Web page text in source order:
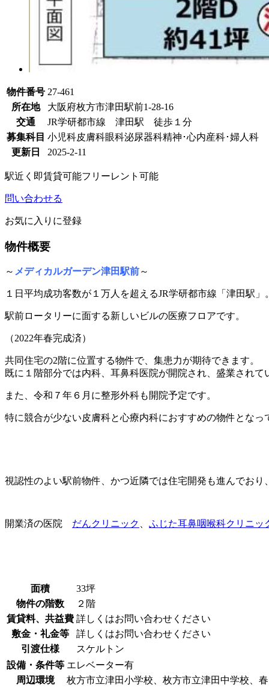
物件番号 27-461
所在地
大阪府枚方市津田駅前1-28-16
交通
JR学研都市線 津田駅 徒歩１分
募集科目 小児科皮膚科眼科泌尿器科精神･心内産科･婦人科
更新日
2025-2-11
駅近く 即賃貸可能フリーレント可能
問い合わせる
お気に入りに登録
物件概要
～ メディカルガーデン津田駅前～
１日平均成功客数が１万人を超えるJR学研都市線「津田駅」
駅前ロータリーに面する新しいビルの医療フロアです。
（2022年春完成済）
共同住宅の2階に位置する物件で、集患力が期待できます。
既に１階部分では内科、耳鼻科医院が開院され、盛業されて
また、令和７年６月に整形外科も開院予定です。
特に競合が少ない皮膚科と心療内科におすすめの物件となっ
視認性のよい駅前物件、かつ近隣では住宅開発も進んでお
開業済の医院 だんクリニック ふじた耳鼻咽喉科クリニッ
面積
33坪
物件の階数
２階
賃貸料、共益費 詳しくはお問い合わせください
敷金・礼金等
詳しくはお問い合わせください
引渡仕様
スケルトン
設備・条件等 エレベーター有
周辺環境
枚方市立津田小学校、枚方市立津田中学校、